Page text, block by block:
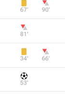
67‎’‎ 90‎’‎
81‎’‎
34‎’‎ 66‎’‎
53‎’‎